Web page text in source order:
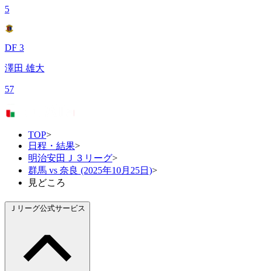
5
DF 3
澤田 雄大
57
TOP>
日程・結果>
明治安田Ｊ３リーグ>
群馬 vs 奈良 (2025年10月25日)>
見どころ
Ｊリーグ公式サービス